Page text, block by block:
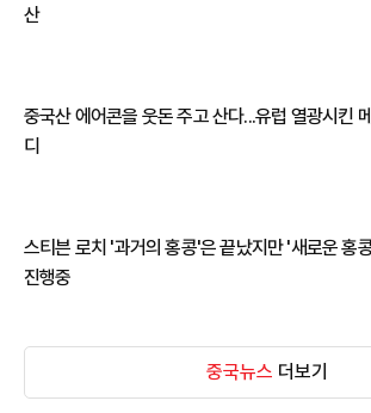
산
중국산 에어콘을 웃돈 주고 산다...유럽 열광시킨
디
스티븐 로치 '과거의 홍콩'은 끝났지만 '새로운 홍
진행중
중국뉴스 더보기